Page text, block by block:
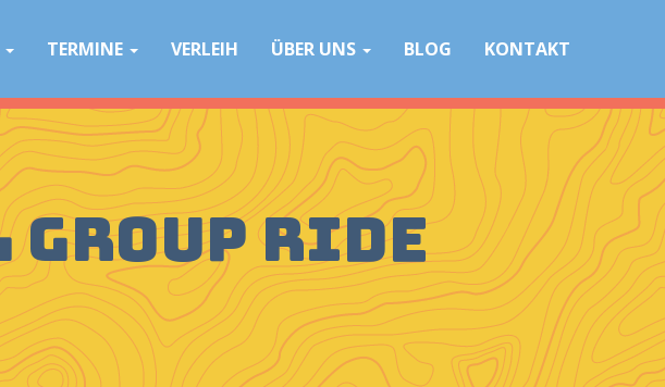
TERMINE VERLEIH ÜBER UNS BLOG KONTAKT
Ride